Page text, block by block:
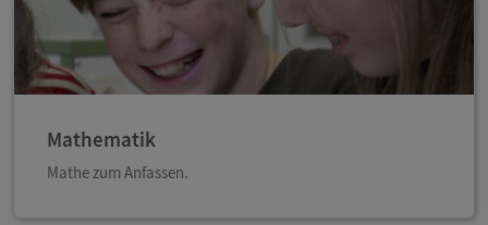
Mathematik
Mathe zum Anfassen.